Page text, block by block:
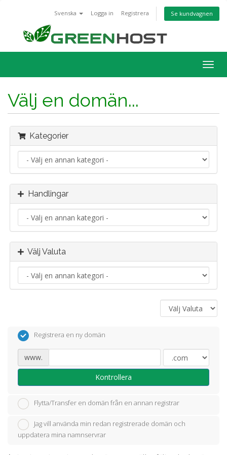
Svenska Logga in Registrera Se kundvagnen
Välj en domän...
Kategorier
Handlingar
Välj Valuta
Registrera en ny domän
www.
Kontrollera
Flytta/Transfer en domän från en annan registrar
Jag vill använda min redan registrerade domän och
uppdatera mina namnservrar